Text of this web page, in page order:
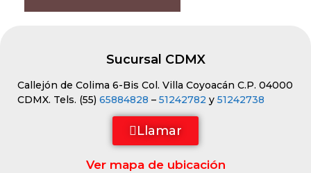
Sucursal CDMX
Callejón de Colima 6-Bis Col. Villa Coyoacán C.P. 04000
CDMX. Tels. (55) 65884828 – 51242782 y 51242738
Llamar
Ver mapa de ubicación